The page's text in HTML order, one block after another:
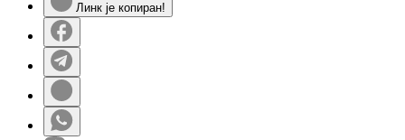
Линк је копиран!